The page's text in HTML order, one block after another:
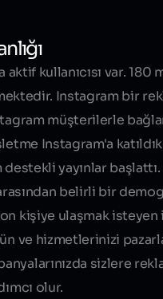
aktif kullanıcısı var.
Instagram bir
müşterilerle
Instagram'a
yayınlar
belirli bir
kişiye ulaşmak
ve hizmetlerinizi
sizlere
olur.